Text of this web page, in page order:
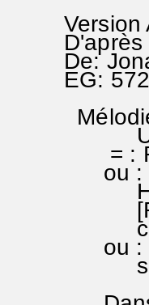
Version
De:
EG:
= :
ou :
[RA
ou :